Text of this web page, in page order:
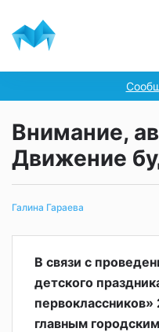
Внимание,
Движение
Галина Гараева
В связи с
детского
главным